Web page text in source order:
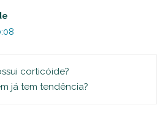
corticóide?
já tem tendência?